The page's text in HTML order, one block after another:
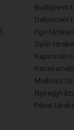
Budapesti
Debreceni
Egri
Győri
Kaposvári
Miskolci
Pécsi